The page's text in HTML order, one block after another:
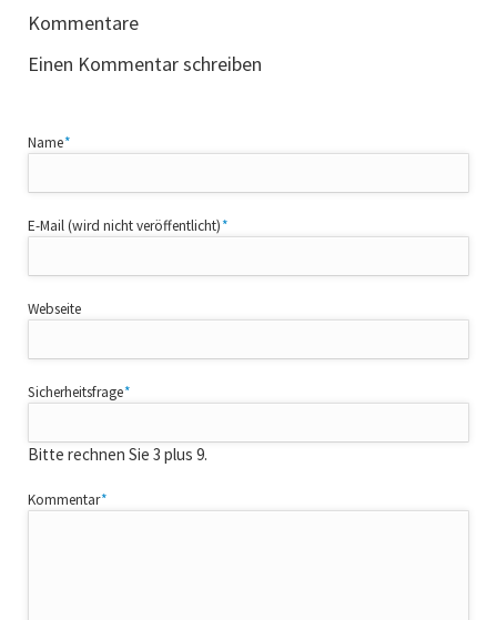
Kommentare
Einen Kommentar schreiben
Pflichtfeld
Name*
Pflichtfeld
E-Mail (wird nicht veröffentlicht)*
Webseite
Pflichtfeld
Sicherheitsfrage*
Bitte rechnen Sie 3 plus 9.
Pflichtfeld
Kommentar*